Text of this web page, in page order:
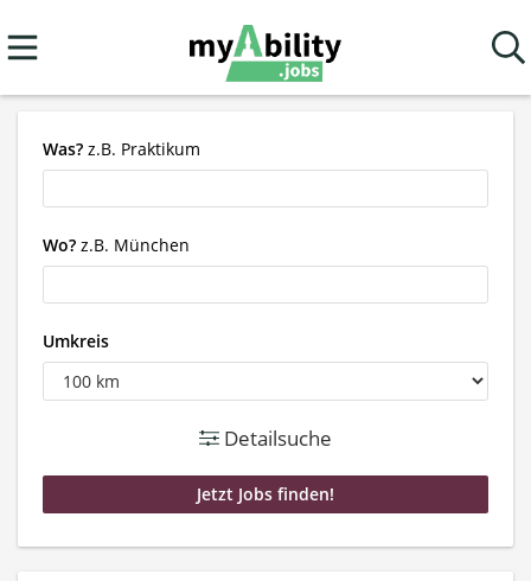
Was? z.B. Praktikum
Wo? z.B. München
Umkreis
Detailsuche